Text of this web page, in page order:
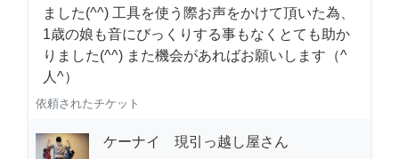
ました(^^) 工具を使う際お声をかけて頂いた為、
1歳の娘も音にびっくりする事もなくとても助か
りました(^^) また機会があればお願いします（^
人^）
依頼されたチケット
ケーナイ 現引っ越し屋さん